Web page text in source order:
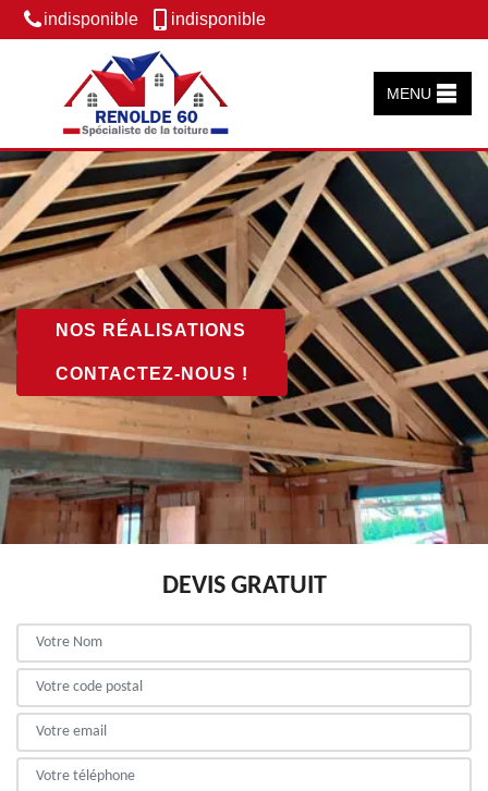
indisponible indisponible
MENU
NOS RÉALISATIONS
CONTACTEZ-NOUS !
DEVIS GRATUIT